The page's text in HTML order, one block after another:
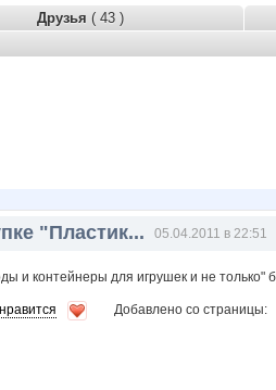
Друзья ( 43 )
"Пластик... 05.04.2011 в 22:51
и контейнеры для игрушек и не только"
Добавлено со страницы: